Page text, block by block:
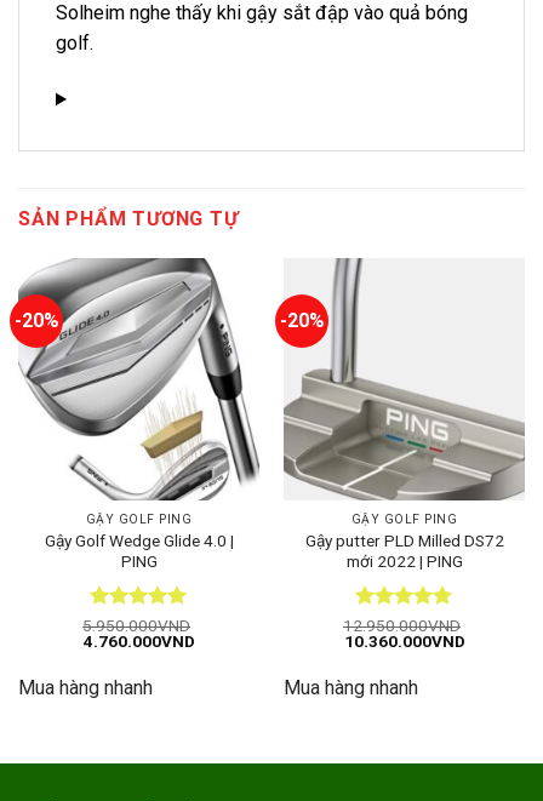
Solheim nghe thấy khi gậy sắt đập vào quả bóng
golf.
SẢN PHẨM TƯƠNG TỰ
-20%
GẬY GOLF PING
Gậy Golf Wedge Glide 4.0 |
PING
Được xếp
hạng55
5.950.000VND
Giá
5.950.000VND.
4.760.000VNDGiá
Mua hàng nhanh
-20%
GẬY GOLF PING
Gậy putter PLD Milled DS72
mới 2022 | PING
Được xếp
hạng55
12.950.000VND
Giá
12.950.000VND.
10.360.000VNDGiá
Mua hàng nhanh